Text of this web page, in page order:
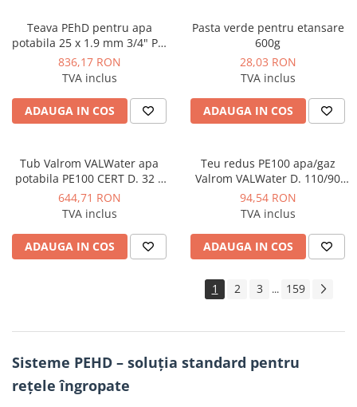
Pompe submersibile
Pompe de suprafata
Pompe pentru piscine
Motopompe
Hidrofoare
hidrofor
Grupuri de pompare apa
Rezervoare apa si accesorii stocare
Echipamente de filtrare si
dedurizare apa
Tevi si accesorii pentru puturi
Obiecte sanitare
Baterii baie
Teava PEhD pentru apa
potabila 25 x 1.9 mm 3/4" PN
10 bar colac 200 ml PE100
836,17 RON
TVA inclus
ADAUGA IN COS
Pasta verde pentru etansare
600g
28,03 RON
TVA inclus
ADAUGA IN COS
Tub Valrom VALWater apa
potabila PE100 CERT D. 32 x
3,0mm PN16 SDR11 colac
100m
644,71 RON
TVA inclus
ADAUGA IN COS
Teu redus PE100 apa/gaz
Valrom VALWater D. 110/90
SDR17 injectat TG
94,54 RON
TVA inclus
ADAUGA IN COS
1 2 3 ... 159
Sisteme PEHD – soluția standard pentru
rețele îngropate